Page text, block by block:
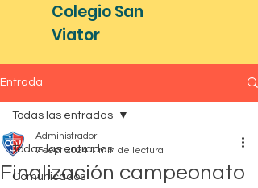
Colegio San
Viator
Entrada
Todas las entradas
Comunicados
Todas las entradas
Finalización campeonato
Administrador
7 sept 2024 1 min de lectura